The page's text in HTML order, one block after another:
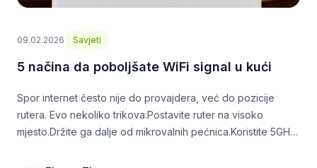
09.02.2026 Savjeti
5 načina da poboljšate WiFi signal u kući
Spor internet često nije do provajdera, već do pozicije
rutera. Evo nekoliko trikova:Postavite ruter na visoko
mjesto.Držite ga dalje od mikrovalnih pećnica.Koristite 5GHz